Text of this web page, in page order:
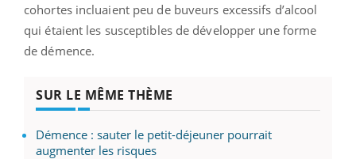
cohortes incluaient peu de buveurs excessifs d’alcool
qui étaient les susceptibles de développer une forme
de démence.
SUR LE MÊME THÈME
Démence : sauter le petit-déjeuner pourrait
augmenter les risques